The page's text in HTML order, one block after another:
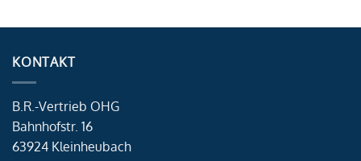
KONTAKT
B.R.-Vertrieb OHG
Bahnhofstr. 16
63924 Kleinheubach